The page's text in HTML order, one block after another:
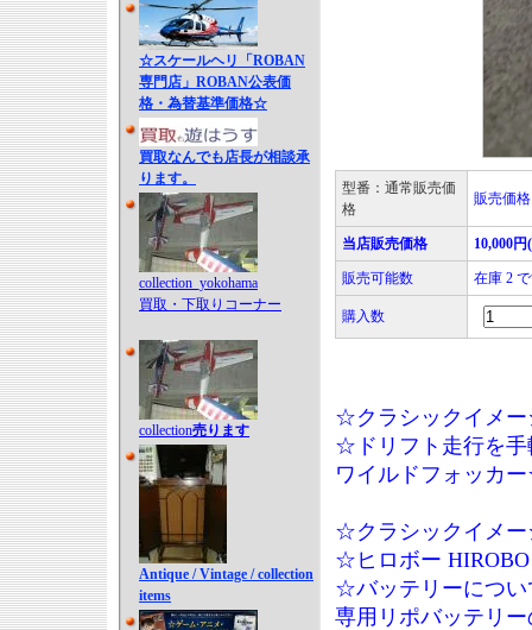
☆スケールヘリ「ROBAN
専門店」ROBAN公表価
格・為替基準価格☆
買取なんでも店長が相談承
ります。
collection_yokohama
買取・下取りコーナー
collection売ります
Antique / Vintage / collection
items
型番：通常販売価
格
販売価
当店販売価格 10,000
販売可能数 在庫 2
購入数
☆クラシックイメー
☆ドリフト走行を手
ワイルドフォッカ
☆クラシックイメー
☆ヒロボー HIROBO
☆バッテリーについ
専用リポバッテリ